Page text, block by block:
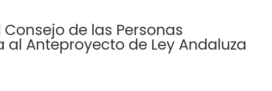
de las Personas
Anteproyecto de Ley Andaluza